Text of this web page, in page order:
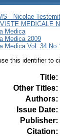
- Nicolae
MEDICALE
Medica
Medica 2009
Medica Vol. 34 No
this identifier to
Title:
Other Titles:
Authors:
Issue Date:
Publisher:
Citation: